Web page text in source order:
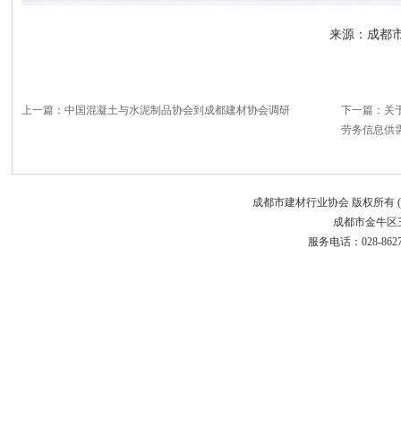
来源：成都
上一篇： 中国混凝土与水泥制品协会到成都建材协会调研 下一篇： 关
劳务信息供
成都市建材行业协会 版权所有
成都市金牛区
服务电话：028-